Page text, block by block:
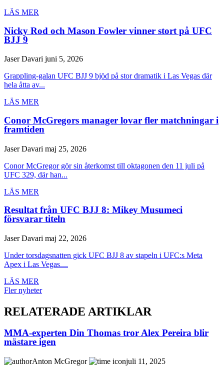
LÄS MER
Nicky Rod och Mason Fowler vinner stort på UFC
BJJ 9
Jaser Davari juni 5, 2026
Grappling-galan UFC BJJ 9 bjöd på stor dramatik i Las Vegas där
hela åtta av...
LÄS MER
Conor McGregors manager lovar fler matchningar i
framtiden
Jaser Davari maj 25, 2026
Conor McGregor gör sin återkomst till oktagonen den 11 juli på
UFC 329, där han...
LÄS MER
Resultat från UFC BJJ 8: Mikey Musumeci
försvarar titeln
Jaser Davari maj 22, 2026
Under torsdagsnatten gick UFC BJJ 8 av stapeln i UFC:s Meta
Apex i Las Vegas....
LÄS MER
Fler nyheter
RELATERADE ARTIKLAR
MMA-experten Din Thomas tror Alex Pereira blir
mästare igen
Anton McGregor
juli 11, 2025